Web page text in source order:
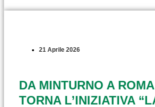
21 Aprile 2026
DA MINTURNO A
TORNA L’INIZIATIVA